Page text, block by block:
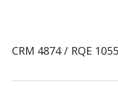
CRM 4874 / RQE